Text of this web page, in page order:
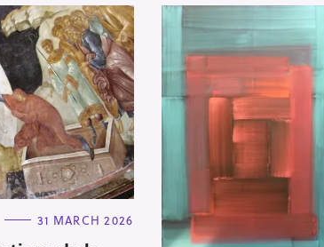
31 MARCH 2026